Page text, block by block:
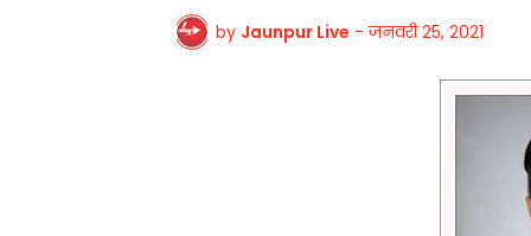
by Jaunpur Live - जनवरी 25, 2021